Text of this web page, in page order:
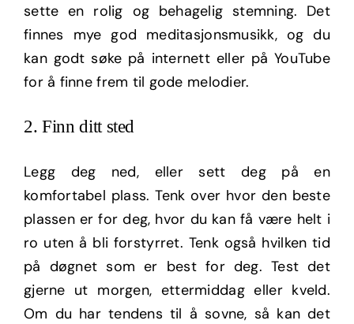
sette en rolig og behagelig stemning. Det
finnes mye god meditasjonsmusikk, og du
kan godt søke på internett eller på YouTube
for å finne frem til gode melodier.
2. Finn ditt sted
Legg deg ned, eller sett deg på en
komfortabel plass. Tenk over hvor den beste
plassen er for deg, hvor du kan få være helt i
ro uten å bli forstyrret. Tenk også hvilken tid
på døgnet som er best for deg. Test det
gjerne ut morgen, ettermiddag eller kveld.
Om du har tendens til å sovne, så kan det